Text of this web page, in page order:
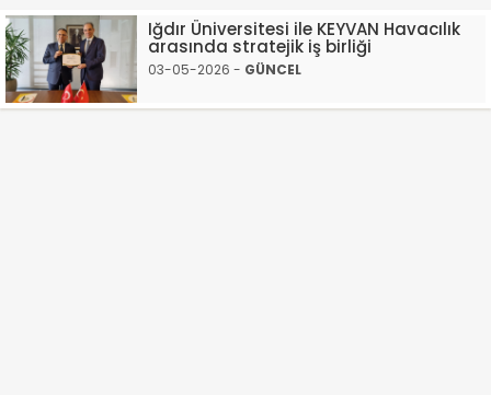
Iğdır Üniversitesi ile KEYVAN Havacılık
arasında stratejik iş birliği
03-05-2026 - GÜNCEL